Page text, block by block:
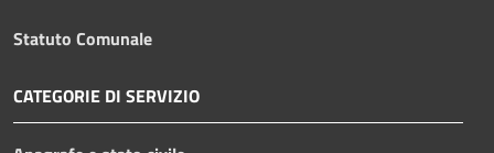
Statuto Comunale
CATEGORIE DI SERVIZIO